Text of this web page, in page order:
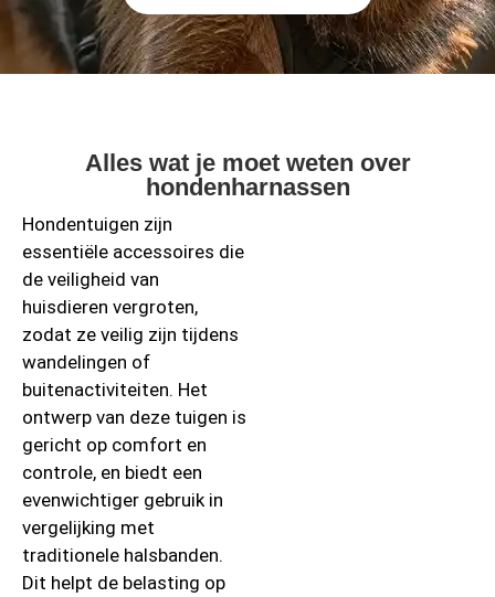
Alles wat je moet weten over
hondenharnassen
Hondentuigen zijn
essentiële accessoires die
de veiligheid van
huisdieren vergroten,
zodat ze veilig zijn tijdens
wandelingen of
buitenactiviteiten. Het
ontwerp van deze tuigen is
gericht op comfort en
controle, en biedt een
evenwichtiger gebruik in
vergelijking met
traditionele halsbanden.
Dit helpt de belasting op